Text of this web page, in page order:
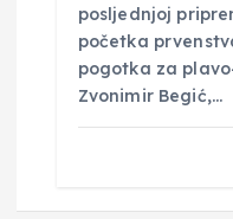
posljednjoj
početka
pogotka za
Zvonimir Begić,…